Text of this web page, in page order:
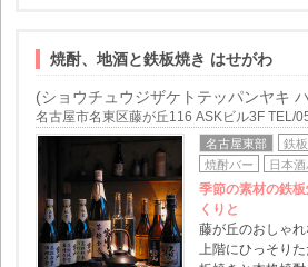
焼酎、地酒と鉄板焼き はせがわ
(ショウチュウジザケトテッパンヤキ
名古屋市名東区藤が丘116 ASKビル3F TEL/
名古屋東部 鉄
焼酎バー
日本
季節の素材の鉄
くりと
藤が丘のおしゃ
上階にひっそり